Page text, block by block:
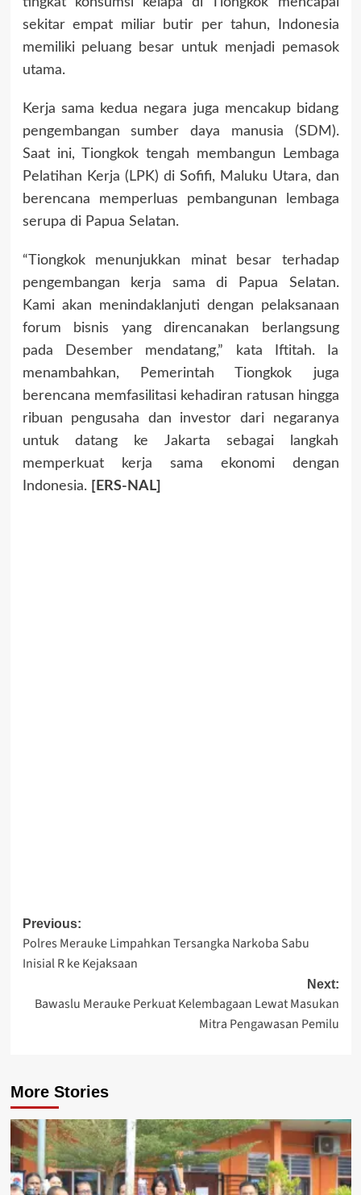
sekitar empat miliar butir per tahun, Indonesia
memiliki peluang besar untuk menjadi pemasok
utama.
Kerja sama kedua negara juga mencakup bidang
pengembangan sumber daya manusia (SDM).
Saat ini, Tiongkok tengah membangun Lembaga
Pelatihan Kerja (LPK) di Sofifi, Maluku Utara, dan
berencana memperluas pembangunan lembaga
serupa di Papua Selatan.
“Tiongkok menunjukkan minat besar terhadap
pengembangan kerja sama di Papua Selatan.
Kami akan menindaklanjuti dengan pelaksanaan
forum bisnis yang direncanakan berlangsung
pada Desember mendatang,” kata Iftitah. Ia
menambahkan, Pemerintah Tiongkok juga
berencana memfasilitasi kehadiran ratusan hingga
ribuan pengusaha dan investor dari negaranya
untuk datang ke Jakarta sebagai langkah
memperkuat kerja sama ekonomi dengan
Indonesia. [ERS-NAL]
Post
navigation
Previous:
Polres Merauke Limpahkan Tersangka Narkoba Sabu
Inisial R ke Kejaksaan
Next:
Bawaslu Merauke Perkuat Kelembagaan Lewat Masukan
Mitra Pengawasan Pemilu
More Stories